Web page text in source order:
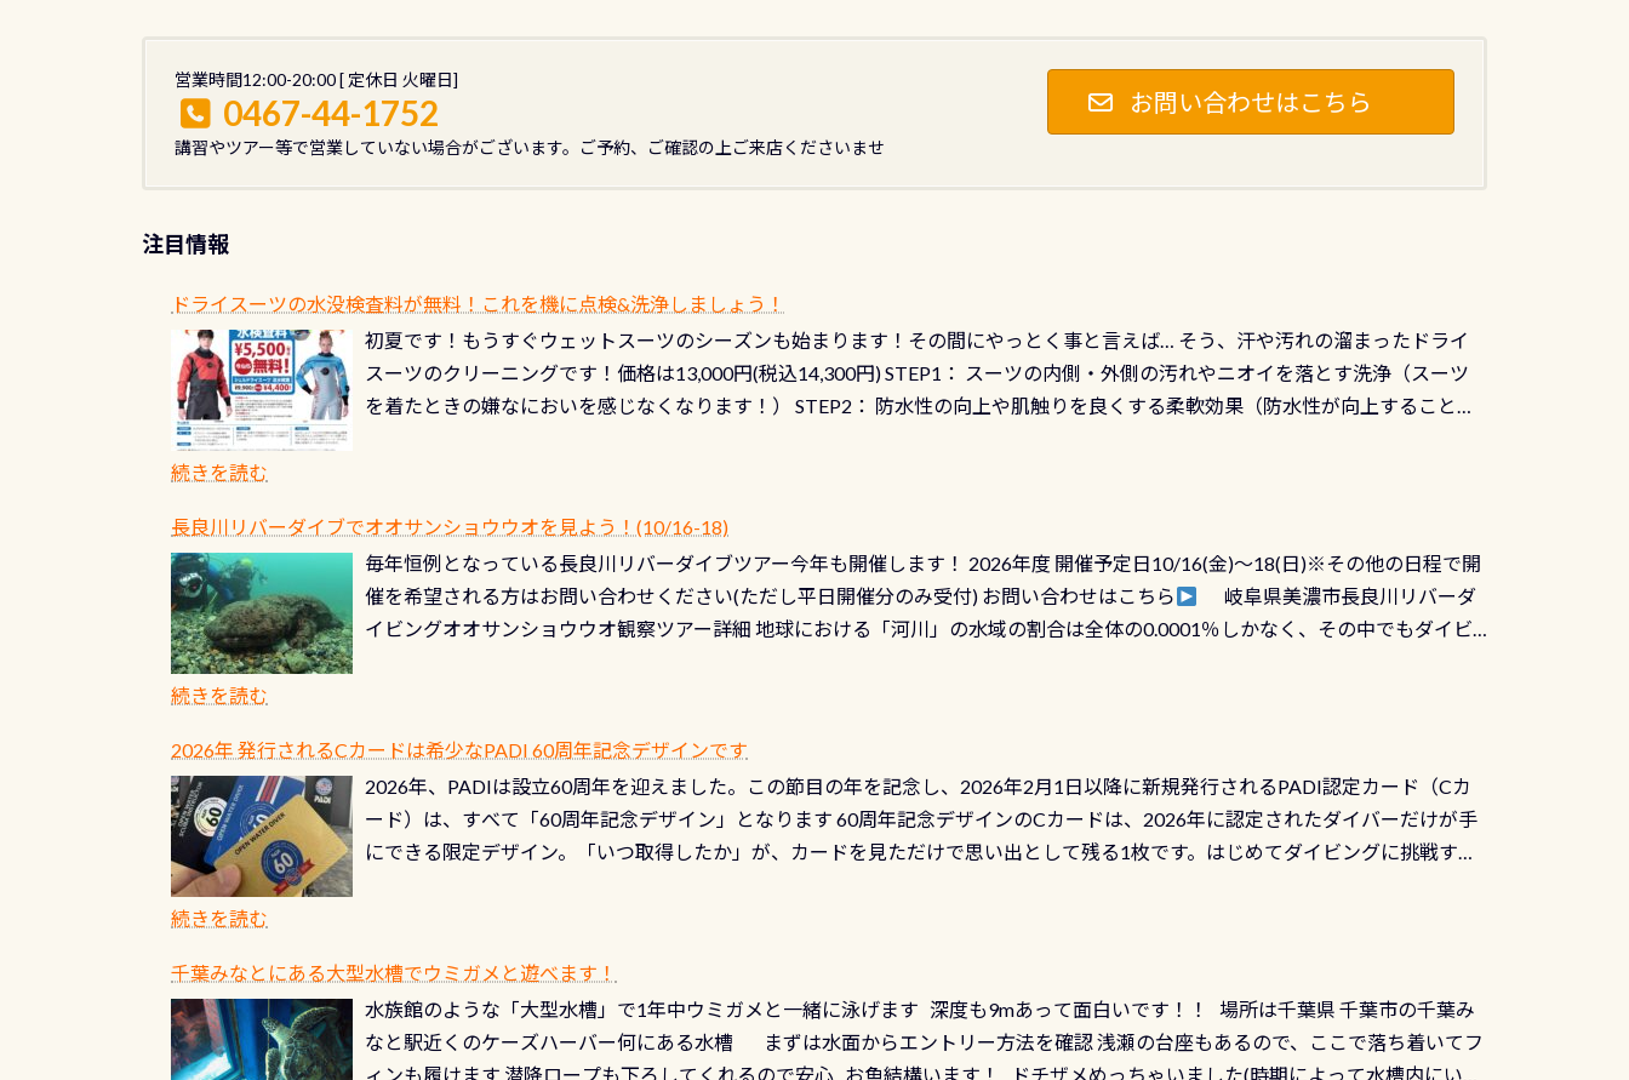
営業時間12:00-20:00 [ 定休日 火曜日]
0467-44-1752
講習やツアー等で営業していない場合がございます。ご予約、ご確認の上ご来店くださいませ
お問い合わせはこちら
注目情報
ドライスーツの水没検査料が無料！これを機に点検&洗浄しましょう！
初夏です！もうすぐウェットスーツのシーズンも始まります！その間にやっとく事と言えば… そう、汗や汚れの溜まったドライ
スーツのクリーニングです！価格は13,000円(税込14,300円) STEP1： スーツの内側・外側の汚れやニオイを落とす洗浄（スーツ
を着たときの嫌なにおいを感じなくなります！） STEP2： 防水性の向上や肌触りを良くする柔軟効果（防水性が向上することで
ル(穴)がないか確認冬になり、使い始めてから水漏れする…ってのは避けましょう！実際水につけて水検査して調べます ●給気バ
ルブのオーバーホール排気バルブは、ドライスーツクリーニングの際に行うのですが、空気を送り込む「給気バルブ」のオーバ
ーホールも非常に大切です BCDで言うと給気ボタンの点検と一緒な訳ですから、ボタンが潮噛みしてドライスーツに空気が入り
過ぎて急浮上…なんて事がないようにしっかり点検しましょう！まだした事がない方はこれを機会に是非やってください！！ ●
点検をする度に1行目の「水漏れ検査代」が5,500円掛かります そこで下記のキャンペーンを利用してみてはどうでしょうか？
8/31までの間に、ドライスーツの点検・オーバーホールを出して頂いた方は、上記の水検査料5,500円がなんと無料になります！
ドライスーツクリーニングだけでも出そうと思ってる方は、セットでこの水検査も出しましょう！そし続きを読む
続きを読む
長良川リバーダイブでオオサンショウウオを見よう！(10/16-18)
毎年恒例となっている長良川リバーダイブツアー今年も開催します！ 2026年度 開催予定日10/16(金)～18(日)※その他の日程で開
催を希望される方はお問い合わせください(ただし平日開催分のみ受付) お問い合わせはこちら
岐阜県美濃市長良川リバーダ
イビングオオサンショウウオ観察ツアー詳細 地球における「河川」の水域の割合は全体の0.0001％しかなく、その中でもダイビ
ませ 6月から10月の間で開催しております 長良川ってどんな川？ 長良川は日本三大清流(四万十川、柿田川)の１つに数えられ
る清流（水質汚染の少ない、または無い川のこと）で岐阜県の郡上市に始まり、美濃を経て伊勢湾に流れます1985年には環境省
の「名水100選」にまた2001年には「日本の水浴場88選」に全国で唯一河川で選ばれた清流です川にしては珍しく、水深が深い
ところでは12mほどあり十分ダイビングを楽しむことが出来ます 川原からのエントリーエキジットは正に大自然の中でのダイビ
ダウンカレントが発生している箇所などもあり、なかなか海では見られない光景です 透明度の良い川を数百メートルドリフトす
る(流される)のは快感です！ 特別天然記念物「オオサンショウウオ」が見れる 長良川ダイビング最大の見どころがこの特別天然
記念物の「オオサンショウウオ」です 大きなものでは体長1mを超える世界最大の両生類です個体数が少なくかなり貴重な生物で
続きを読む
2026年 発行されるCカードは希少なPADI 60周年記念デザインです
2026年、PADIは設立60周年を迎えました。この節目の年を記念し、2026年2月1日以降に新規発行されるPADI認定カード（Cカ
ード）は、すべて「60周年記念デザイン」となります 60周年記念デザインのCカードは、2026年に認定されたダイバーだけが手
にできる限定デザイン。「いつ取得したか」が、カードを見ただけで思い出として残る1枚です。はじめてダイビングに挑戦する
終営業日までの発行分 【注意事項】※ PADI Freediver、Mermaid、EFR、TECなど特別プログラムの専用カードが発行されるもの
やオリジナルカード対象のディスティンクティブ・スペシャルティ、AWAREデザインカードを申し込みの方は対象外となりま
す。 ※ 2026年12月の認定でも、2027年1月以降に発行されるカードは通常デザインとなります ダイビングは、始めた「年」も
続きを読む
千葉みなとにある大型水槽でウミガメと遊べます！
水族館のような「大型水槽」で1年中ウミガメと一緒に泳げます 深度も9mあって面白いです！！ 場所は千葉県 千葉市の千葉み
なと駅近くのケーズハーバー何にある水槽 まずは水面からエントリー方法を確認 浅瀬の台座もあるので、ここで落ち着いてフ
ィンも履けます 潜降ロープも下ろしてくれるので安心 お魚結構います！ ドチザメめっちゃいました(時期によって水槽内にいる